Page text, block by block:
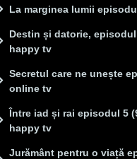
La marginea lumii
Destin și datorie,
happy tv
Secretul care ne unește
online tv
Între iad și rai episodul 5
happy tv
Jurământ pentru o viață